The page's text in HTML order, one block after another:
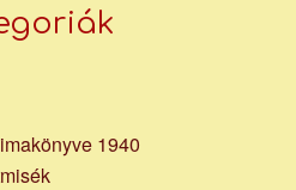
1940